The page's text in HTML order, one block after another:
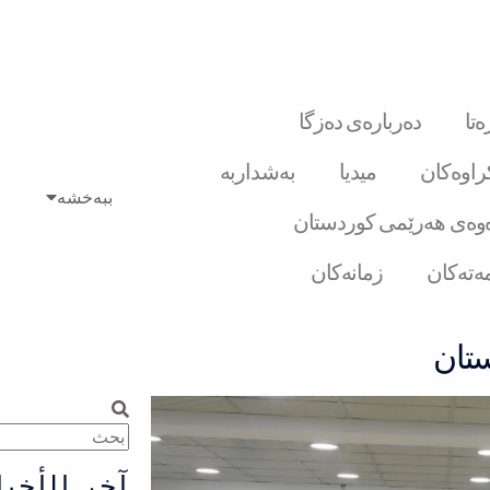
دەربارەی دەزگا
میدیا
بەشداربە
هەرێمی کوردستان
زمانەکان
ببەخشە
Search
Search